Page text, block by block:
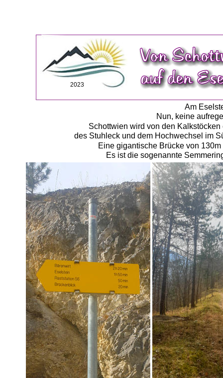
Am
Nun, keine
Schottwien wird von den
des Stuhleck und dem Hochwechsel im
Eine gigantische Brücke von
Es ist die sogenannte
2023